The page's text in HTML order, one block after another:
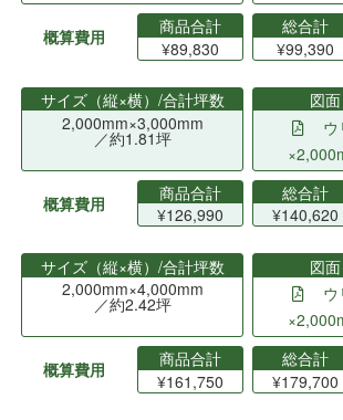
概算費用
商品合計
¥89,830
総合計
¥99,390
サイズ（縦×横）/合計坪数
2,000mm×3,000mm
／約1.81坪
図
概算費用
商品合計
¥126,990
総合計
¥140,620
サイズ（縦×横）/合計坪数
2,000mm×4,000mm
／約2.42坪
図
概算費用
商品合計
¥161,750
総合計
¥179,700